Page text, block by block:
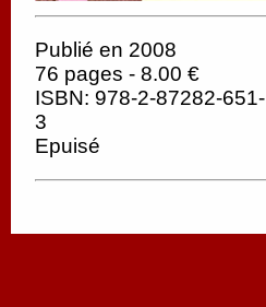
Publié en 2008
76 pages - 8.00 €
ISBN: 978-2-87282-651-
3
Epuisé